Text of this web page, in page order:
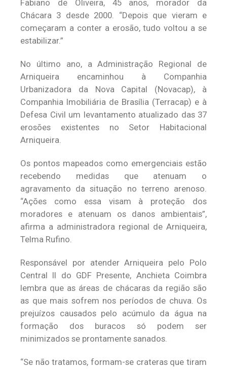
Fabiano de Oliveira, 45 anos, morador da
Chácara 3 desde 2000. “Depois que vieram e
começaram a conter a erosão, tudo voltou a se
estabilizar.”
No último ano, a Administração Regional de
Arniqueira encaminhou à Companhia
Urbanizadora da Nova Capital (Novacap), à
Companhia Imobiliária de Brasília (Terracap) e à
Defesa Civil um levantamento atualizado das 37
erosões existentes no Setor Habitacional
Arniqueira.
Os pontos mapeados como emergenciais estão
recebendo medidas que atenuam o
agravamento da situação no terreno arenoso.
“Ações como essa visam à proteção dos
moradores e atenuam os danos ambientais”,
afirma a administradora regional de Arniqueira,
Telma Rufino.
Responsável por atender Arniqueira pelo Polo
Central II do GDF Presente, Anchieta Coimbra
lembra que as áreas de chácaras da região são
as que mais sofrem nos períodos de chuva. Os
prejuízos causados pelo acúmulo da água na
formação dos buracos só podem ser
minimizados se prontamente sanados.
“Se não tratamos, formam-se crateras que tiram